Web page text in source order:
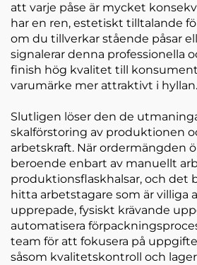
att varje påse är mycket
har en ren, estetiskt tilltalande
om du tillverkar stående påsar
signalerar denna professionella
finish hög kvalitet till
varumärke mer attraktivt i hyllan.
Slutligen löser den de
skalförstoring av produktionen
arbetskraft. När ordermängden
beroende enbart av manuellt
produktionsflaskhalsar, och det
hitta arbetstagare som är villiga
upprepade, fysiskt krävande
automatisera
team för att fokusera på
såsom kvalitetskontroll och